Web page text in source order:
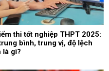
thi tốt nghiệp THPT 2025:
bình, trung vị, độ lệch
là gì?